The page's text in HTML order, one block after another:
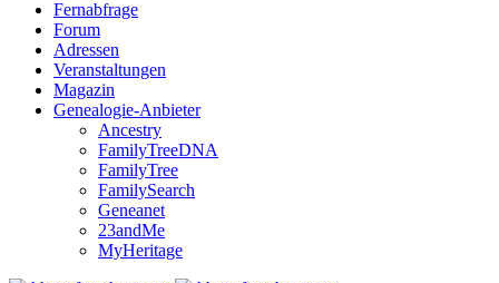
Fernabfrage
Forum
Adressen
Veranstaltungen
Magazin
Genealogie-Anbieter
Ancestry
FamilyTreeDNA
FamilyTree
FamilySearch
Geneanet
23andMe
MyHeritage